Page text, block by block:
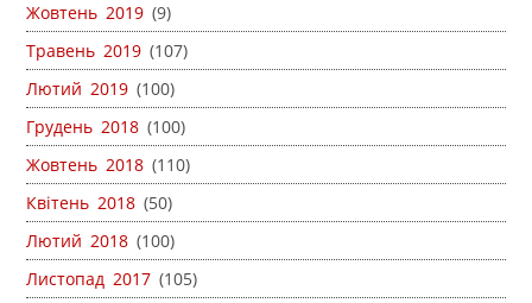
Жовтень 2019 (9)
Травень 2019 (107)
Лютий 2019 (100)
Грудень 2018 (100)
Жовтень 2018 (110)
Квітень 2018 (50)
Лютий 2018 (100)
Листопад 2017 (105)